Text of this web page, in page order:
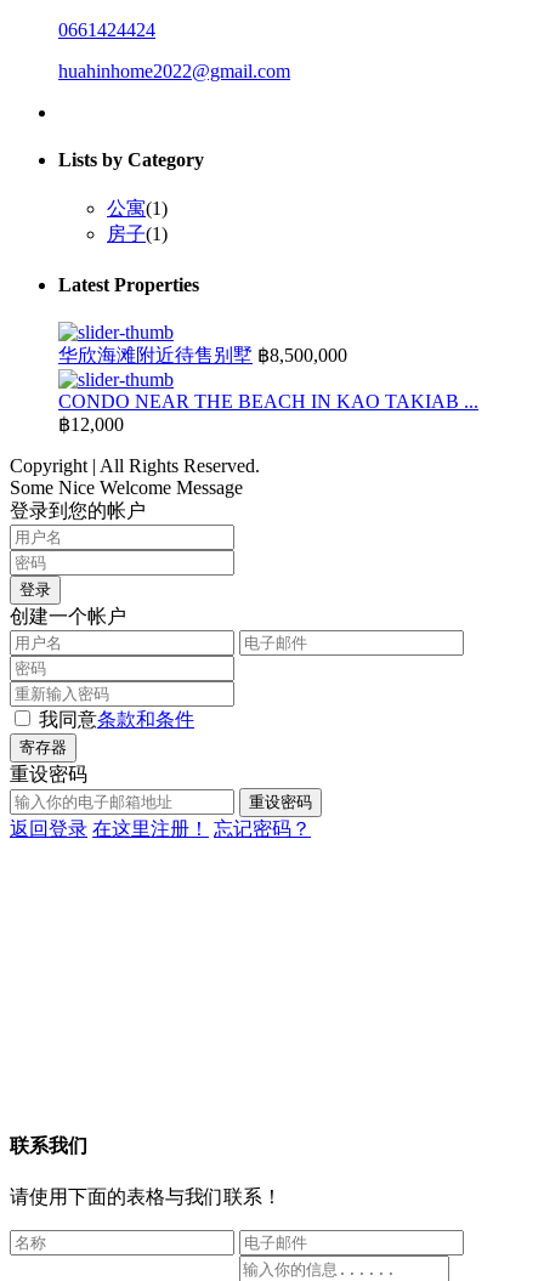
0661424424
huahinhome2022@gmail.com
Lists by Category
公寓(1)
房子(1)
Latest Properties
华欣海滩附近待售别墅 ฿8,500,000
CONDO NEAR THE BEACH IN KAO TAKIAB ...
฿12,000
Copyright | All Rights Reserved.
Some Nice Welcome Message
登录到您的帐户
登录
创建一个帐户
我同意条款和条件
寄存器
重设密码
重设密码
返回登录 在这里注册！ 忘记密码？
联系我们
请使用下面的表格与我们联系！